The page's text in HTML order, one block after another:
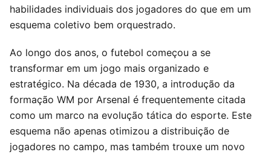
habilidades individuais dos jogadores do que em um
esquema coletivo bem orquestrado.
Ao longo dos anos, o futebol começou a se
transformar em um jogo mais organizado e
estratégico. Na década de 1930, a introdução da
formação WM por Arsenal é frequentemente citada
como um marco na evolução tática do esporte. Este
esquema não apenas otimizou a distribuição de
jogadores no campo, mas também trouxe um novo